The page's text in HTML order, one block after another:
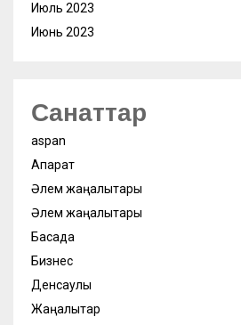
Июль 2023
Июнь 2023
Санаттар
aspan
Ақпарат
Әлем жаңалықтары
Әлем жаңалықтары
Басқада
Бизнес
Денсаулық
Жаңалықтар